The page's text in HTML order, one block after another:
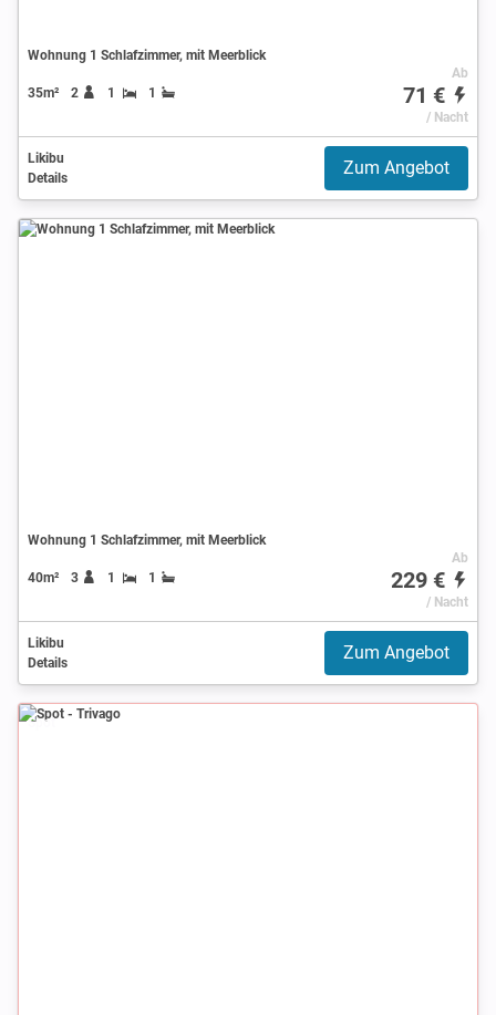
Wohnung 1 Schlafzimmer, mit Meerblick
35m² 2 1 1
Ab
71 €
/ Nacht
Likibu
Details
Zum Angebot
Wohnung 1 Schlafzimmer, mit Meerblick
40m² 3 1 1
Ab
229 €
/ Nacht
Likibu
Details
Zum Angebot
Spot